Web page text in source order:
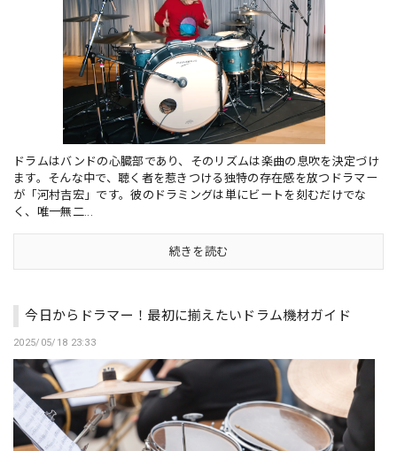
ドラムはバンドの心臓部であり、そのリズムは楽曲の息吹を決定づけ
ます。そんな中で、聴く者を惹きつける独特の存在感を放つドラマー
が「河村吉宏」です。彼のドラミングは単にビートを刻むだけでな
く、唯一無二...
続きを読む
今日からドラマー！最初に揃えたいドラム機材ガイド
2025/05/18 23:33